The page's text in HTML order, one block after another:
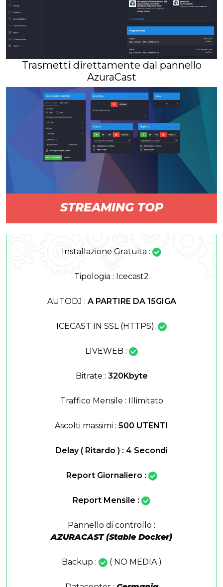
Trasmetti direttamente dal pannello
AzuraCast
STREAMING TOP
Installazione Gratuita :
Tipologia : Icecast2
AUTODJ : A PARTIRE DA 15GIGA
ICECAST IN SSL (HTTPS):
LIVEWEB :
Bitrate : 320Kbyte
Traffico Mensile : Illimitato
Ascolti massimi : 500 UTENTI
Delay ( Ritardo ) : 4 Secondi
Report Giornaliero :
Report Mensile :
Pannello di controllo :
AZURACAST (Stable Docker)
Backup : ( NO MEDIA )